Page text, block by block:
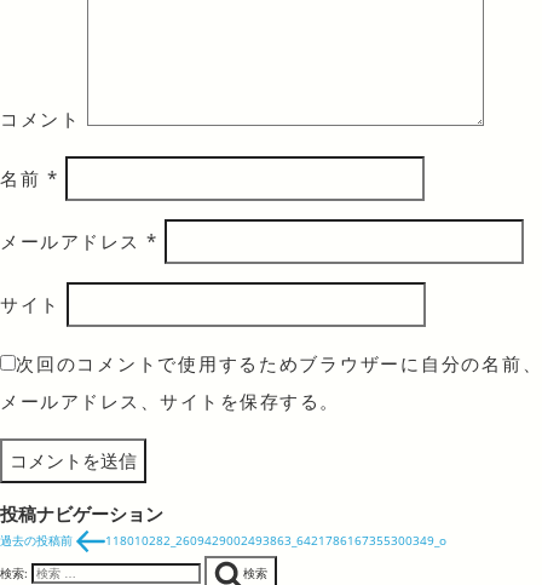
コメント
名前 *
メールアドレス *
サイト
次回のコメントで使用するためブラウザーに自分の名前、
メールアドレス、サイトを保存する。
投稿ナビゲーション
過去の投稿前
118010282_2609429002493863_6421786167355300349_o
検索:
検索